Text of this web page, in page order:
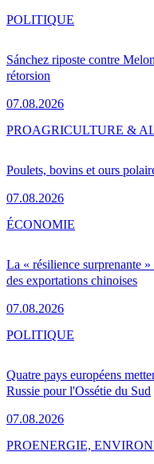
Sánchez riposte contre
rétorsion
07.08.2026
POLITIQUE
Poulets, bovins et ours
07.08.2026
PROAGRICULTURE &
La « résilience surprenante
des exportations chinoises
07.08.2026
ÉCONOMIE
Quatre pays européens
Russie pour l'Ossétie du Sud
07.08.2026
POLITIQUE
PROENERGIE,